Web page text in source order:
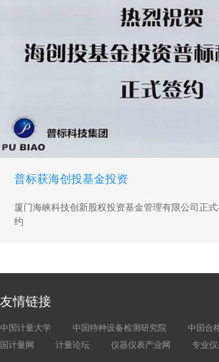
普标获海创投基金投资
厦门海峡科技创新股权投资基金管理有限公司正
约
友情链接
中国计量大学 中国特种设备检测研究院
中国合
国计量网
计量论坛 仪器仪表产业网 专业